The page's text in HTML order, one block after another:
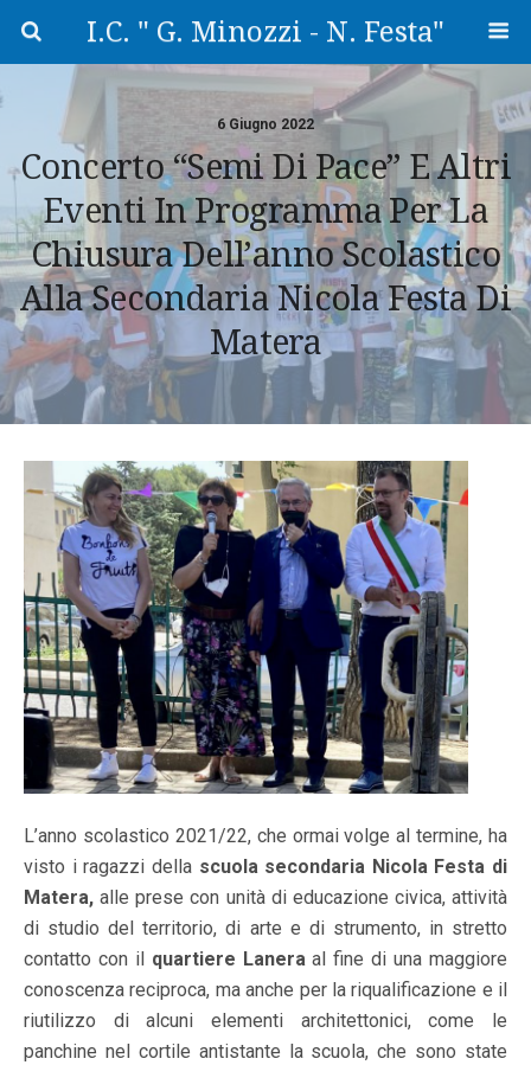
I.C. " G. Minozzi - N. Festa"
6 Giugno 2022
Concerto “Semi Di Pace” E Altri
Eventi In Programma Per La
Chiusura Dell’anno Scolastico
Alla Secondaria Nicola Festa Di
Matera
L’anno scolastico 2021/22, che ormai volge al termine, ha
visto i ragazzi della scuola secondaria Nicola Festa di
Matera, alle prese con unità di educazione civica, attività
di studio del territorio, di arte e di strumento, in stretto
contatto con il quartiere Laneraal fine di una maggiore
conoscenza reciproca, ma anche per la riqualificazione e il
riutilizzo di alcuni elementi architettonici, come le
panchine nel cortile antistante la scuola, che sono state